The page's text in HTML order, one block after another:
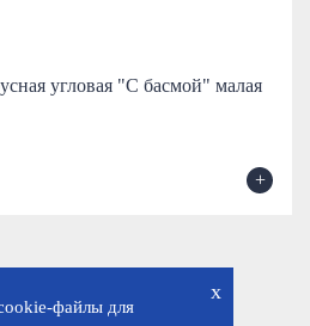
угловая "С басмой" малая
+
x
файлы для